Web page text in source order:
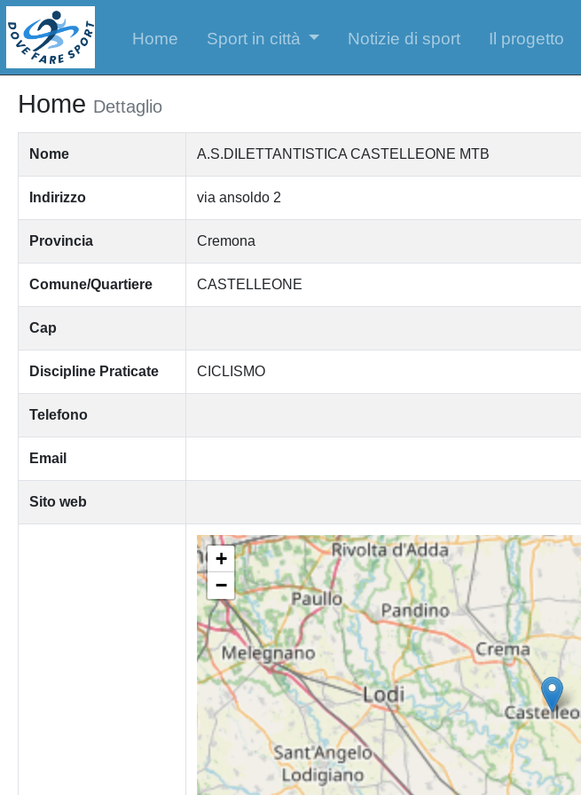
Home Sport in città Notizie di sport Il progetto
Home Dettaglio
Nome A.S.DILETTANTISTICA CASTELLEONE MTB
Indirizzo via ansoldo 2
Provincia Cremona
Comune/Quartiere CASTELLEONE
Cap
Discipline Praticate CICLISMO
Telefono
Email
Sito web
+
−